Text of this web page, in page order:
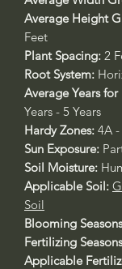
Average Height
Feet
Plant Spacing: 2
Root System:
Average Years
Years - 5 Years
Hardy Zones: 4A -
Sun Exposure:
Soil Moisture:
Applicable Soil:
Soil
Blooming
Fertilizing
Applicable